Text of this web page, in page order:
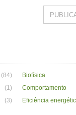
(84)
Biofísica
(1)
Comportamento
(3) Eficiência